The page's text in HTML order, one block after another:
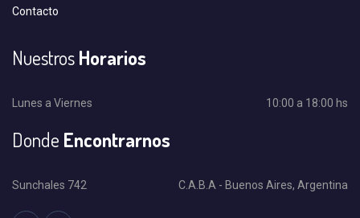
Contacto
NuestrosHorarios
Lunes a Viernes 10:00 a 18:00 hs
Donde Encontrarnos
Sunchales 742 C.A.B.A - Buenos Aires, Argentina